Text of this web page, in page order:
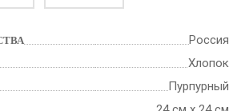
Россия
Хлопок
Пурпурный